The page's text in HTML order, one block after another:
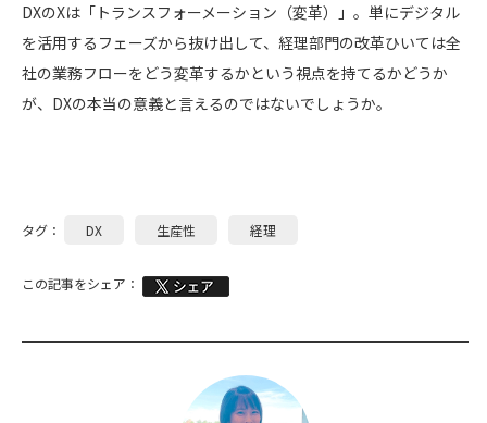
DXのXは「トランスフォーメーション（変革）」。単にデジタル
を活用するフェーズから抜け出して、経理部門の改革ひいては全
社の業務フローをどう変革するかという視点を持てるかどうか
が、DXの本当の意義と言えるのではないでしょうか。
タグ： DX 生産性 経理
この記事をシェア：